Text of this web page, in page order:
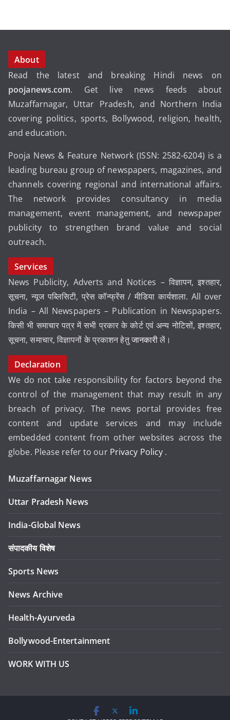
About
Read the latest and breaking Hindi news on
poojanews.com. Get live news feeds about
Muzaffarnagar, Uttar Pradesh, and Northern India
covering politics, sports, Bollywood, religion, health,
and education.
Pooja News & Feature Network (ISSN: 2582-6204) is a
leading bureau group of newspapers, magazines, and
channels covering regional and international affairs.
The network provides consultancy in media
management, event management, and newspaper
publicity to strengthen brand value and social
outreach.
Services
News Publicity, Adverts and Notices – विज्ञापन, इश्तहार,
सूचना, न्यूज पब्लिसिटी, प्रेस कॉन्फ्रेंस / मीडिया कार्यशाला. All over
India – All Newspapers – Publication in Newspapers.
किसी भी समाचार पत्र में सभी प्रकार के कोर्ट एवं अन्य नोटिसों, इश्तहार,
सूचना, समाचार, विज्ञापनों के प्रकाशन हेतुजानकारीलें।
Declaration
We do not take responsibility for factors beyond the
control of the management that may result in any
breach of privacy. The news portal provides free
content and update services and may include
embedded content from other websites across the
globe. Please refer to our Privacy Policy .
Muzaffarnagar News
Uttar Pradesh News
India-Global News
संपादकीय विशेष
Sports News
News Archive
Health-Ayurveda
Bollywood-Entertainment
WORK WITH US